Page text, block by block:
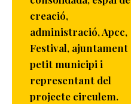
creació,
administració, Apcc,
Festival, ajuntament
petit municipi i
representant del
projecte circulem.